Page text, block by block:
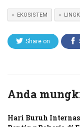
EKOSISTEM
Share on
Anda
Hari Buruh